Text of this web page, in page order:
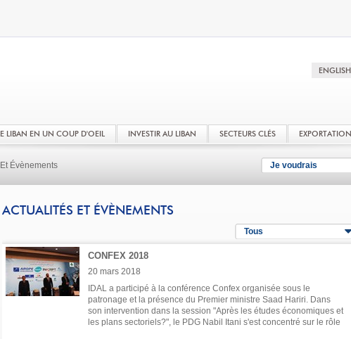
LE LIBAN EN UN COUP D'OEIL INVESTIR AU LIBAN SECTEURS CLÉS EXPORTATION
Je voudrais
Évènements
ACTUALITÉS ET ÉVÈNEMENTS
Tous
CONFEX 2018
20 mars 2018
IDAL a participé à la conférence Confex organisée sous le
patronage et la présence du Premier ministre Saad Hariri. Dans
son intervention dans la session "Après les études économiques et
les plans sectoriels?", le PDG Nabil Itani s'est concentré sur le rôle